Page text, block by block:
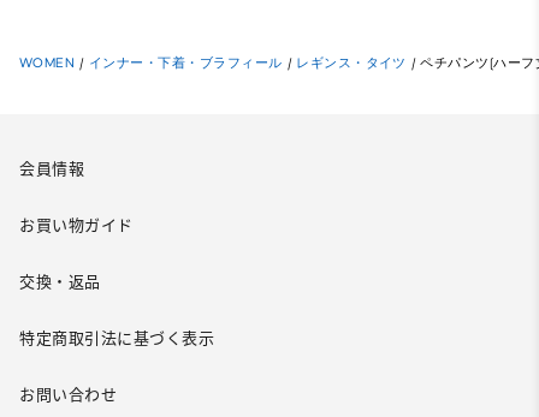
WOMEN / インナー・下着・ブラフィール / レギンス・タイツ / ペチパンツ(ハーフ
会員情報
お買い物ガイド
交換・返品
特定商取引法に基づく表示
お問い合わせ